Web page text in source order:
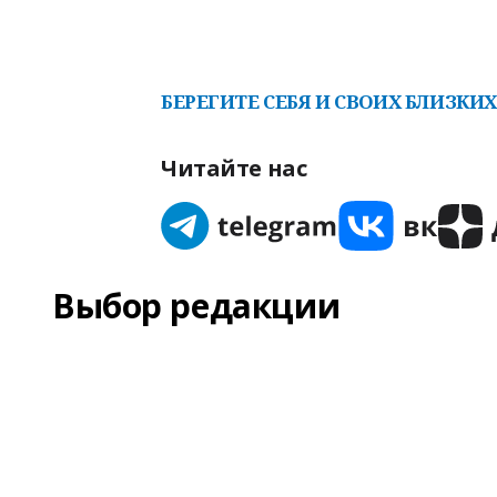
БЕРЕГИТЕ СЕБЯ И СВОИХ
Читайте нас
Выбор редакции